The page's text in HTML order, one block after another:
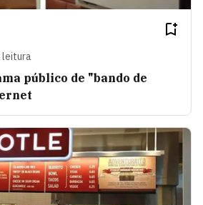
leitura
público de "bando de